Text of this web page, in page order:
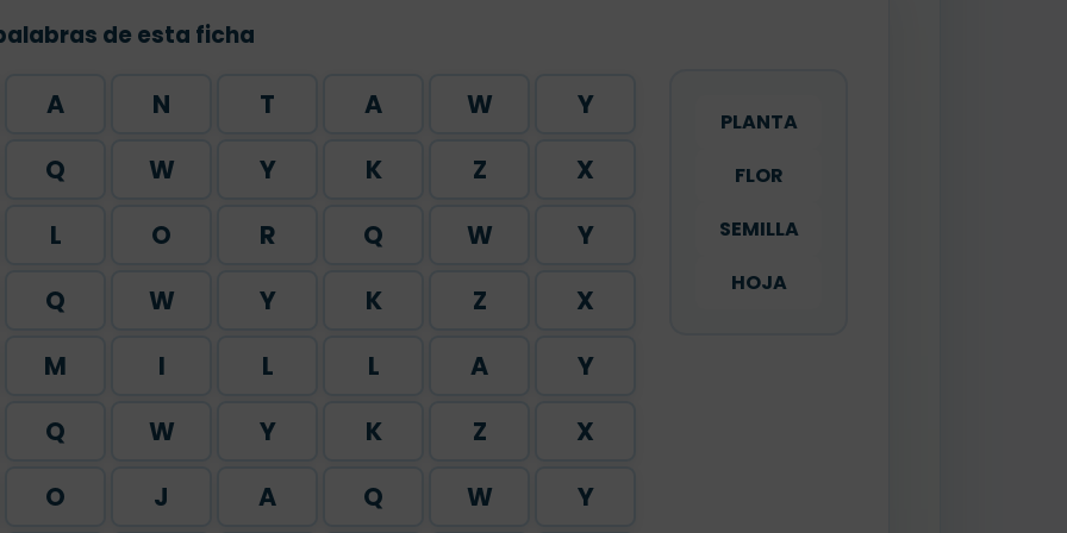
de esta ficha
A N T A W
Y
Q
W Y K Z
X
L
O R Q W
Y
Q
W Y K Z
X
M
I L L A
Y
Q
W Y K Z
X
O
J A Q W Y
PLANTA
FLOR
SEMILLA
HOJA